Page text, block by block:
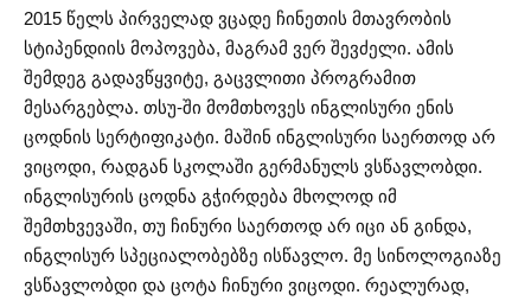
2015 წელს პირველად ვცადე ჩინეთის მთავრობის
სტიპენდიის მოპოვება, მაგრამ ვერ შევძელი. ამის
შემდეგ გადავწყვიტე, გაცვლითი პროგრამით
მესარგებლა. თსუ-ში მომთხოვეს ინგლისური ენის
ცოდნის სერტიფიკატი. მაშინ ინგლისური საერთოდ არ
ვიცოდი, რადგან სკოლაში გერმანულს ვსწავლობდი.
ინგლისურის ცოდნა გჭირდება მხოლოდ იმ
შემთხვევაში, თუ ჩინური საერთოდ არ იცი ან გინდა,
ინგლისურ სპეციალობებზე ისწავლო. მე სინოლოგიაზე
ვსწავლობდი და ცოტა ჩინური ვიცოდი. რეალურად,